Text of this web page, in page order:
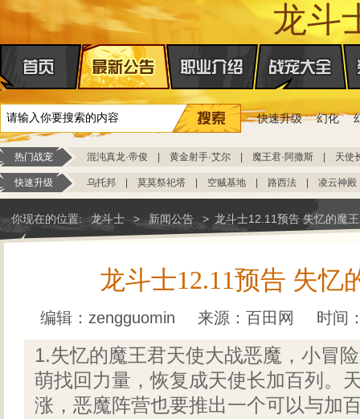
龙斗
快速升级 幻化
热门战宠 混沌真龙·帝俊 黄金射手·艾尔 魔王君·阿撒斯 天使
快速升级 乌托邦 莫莫祭祀塔 空贼基地 路西法 凌云神殿
你现在的位置: 龙斗士 > 新闻公告 > 龙斗士12.11预告 失忆的魔
龙斗士12.11预告 失忆
编辑：zengguomin 来源： 百田网 时间
1.失忆的魔王君天使大战恶魔，小冒
萌找回力量，恢复成天使长加百列。
涨，恶魔阵营也要推出一个可以与加